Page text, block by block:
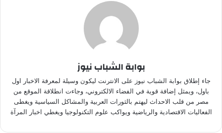
بوابة الشباب نيوز
جاء إطلاق بوابة الشباب نيوز على الانترنت ليكون وسيلة لمعرفة الاخبار اول
باول، ويمثل إضافة قوية في الفضاء الالكتروني، وجاءت انطلاقة الموقع من
مصر من قلب الاحداث ليهتم بالثورات العربية والمشاكل السياسية ويغطى
الفعاليات الاقتصادية والرياضية ويواكب علوم التكنولوجيا ويغطي اخبار المرآة